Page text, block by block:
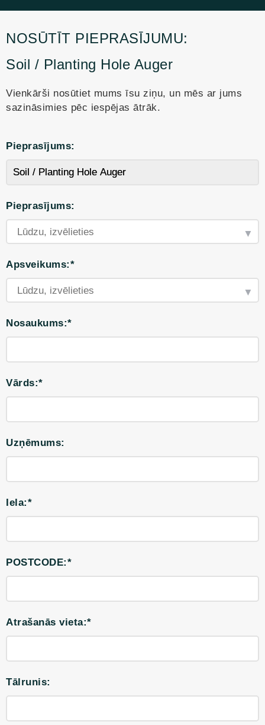
NOSŪTĪT PIEPRASĪJUMU:
Soil / Planting Hole Auger
Vienkārši nosūtiet mums īsu ziņu, un mēs ar jums
sazināsimies pēc iespējas ātrāk.
Pieprasījums:
Pieprasījums:
Apsveikums:*
Nosaukums:*
Vārds:*
Uzņēmums:
Iela:*
POSTCODE:*
Atrašanās vieta:*
Tālrunis: